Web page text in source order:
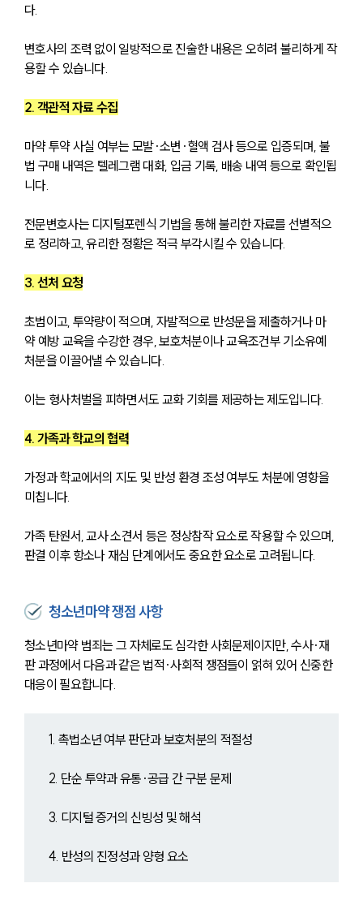
다.
변호사의 조력 없이 일방적으로 진술한 내용은 오히려 불리하게 작
용할 수 있습니다.
2. 객관적 자료 수집
마약 투약 사실 여부는 모발·소변·혈액 검사 등으로 입증되며, 불
법 구매 내역은 텔레그램 대화, 입금 기록, 배송 내역 등으로 확인됩
니다.
전문변호사는 디지털포렌식 기법을 통해 불리한 자료를 선별적으
로 정리하고, 유리한 정황은 적극 부각시킬 수 있습니다.
3. 선처 요청
초범이고, 투약량이 적으며, 자발적으로 반성문을 제출하거나 마
약 예방 교육을 수강한 경우, 보호처분이나 교육조건부 기소유예
처분을 이끌어낼 수 있습니다.
이는 형사처벌을 피하면서도 교화 기회를 제공하는 제도입니다.
4. 가족과 학교의 협력
가정과 학교에서의 지도 및 반성 환경 조성 여부도 처분에 영향을
미칩니다.
가족 탄원서, 교사 소견서 등은 정상참작 요소로 작용할 수 있으며,
판결 이후 항소나 재심 단계에서도 중요한 요소로 고려됩니다.
청소년마약 쟁점 사항
청소년마약 범죄는 그 자체로도 심각한 사회문제이지만, 수사·재
판 과정에서 다음과 같은 법적·사회적 쟁점들이 얽혀 있어 신중한
대응이 필요합니다.
1. 촉법소년 여부 판단과 보호처분의 적절성
2. 단순 투약과 유통·공급 간 구분 문제
3. 디지털 증거의 신빙성 및 해석
4. 반성의 진정성과 양형 요소